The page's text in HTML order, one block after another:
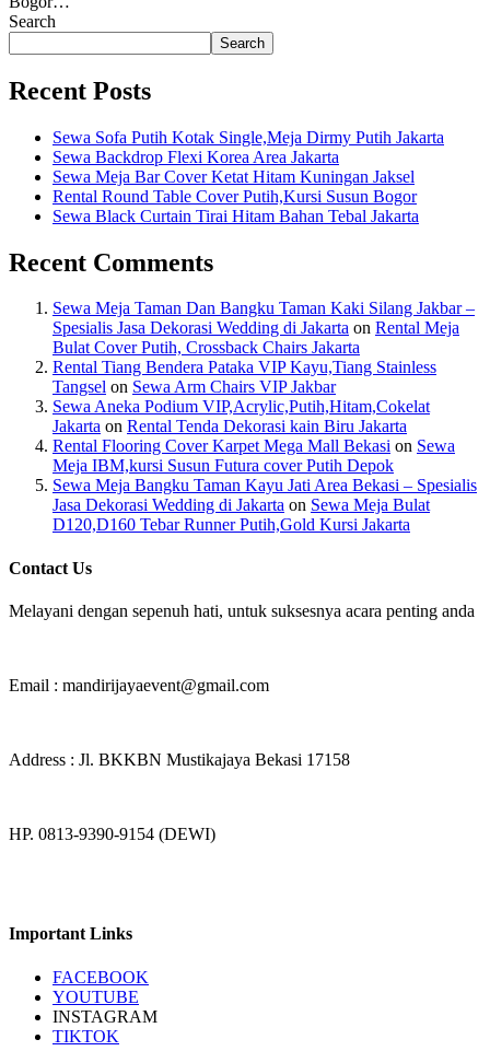
Search
Search
Recent Posts
Sewa Sofa Putih Kotak Single,Meja Dirmy Putih Jakarta
Sewa Backdrop Flexi Korea Area Jakarta
Sewa Meja Bar Cover Ketat Hitam Kuningan Jaksel
Rental Round Table Cover Putih,Kursi Susun Bogor
Sewa Black Curtain Tirai Hitam Bahan Tebal Jakarta
Recent Comments
Sewa Meja Taman Dan Bangku Taman Kaki Silang Jakbar –
Spesialis Jasa Dekorasi Wedding di Jakarta on Rental Meja
Bulat Cover Putih, Crossback Chairs Jakarta
Rental Tiang Bendera Pataka VIP Kayu,Tiang Stainless
Tangsel on Sewa Arm Chairs VIP Jakbar
Sewa Aneka Podium VIP,Acrylic,Putih,Hitam,Cokelat
Jakarta on Rental Tenda Dekorasi kain Biru Jakarta
Rental Flooring Cover Karpet Mega Mall Bekasi on Sewa
Meja IBM,kursi Susun Futura cover Putih Depok
Sewa Meja Bangku Taman Kayu Jati Area Bekasi – Spesialis
Jasa Dekorasi Wedding di Jakarta on Sewa Meja Bulat
D120,D160 Tebar Runner Putih,Gold Kursi Jakarta
Contact Us
Melayani dengan sepenuh hati, untuk suksesnya acara penting anda
Email : mandirijayaevent@gmail.com
Address : Jl. BKKBN Mustikajaya Bekasi 17158
HP. 0813-9390-9154 (DEWI)
Important Links
FACEBOOK
YOUTUBE
INSTAGRAM
TIKTOK